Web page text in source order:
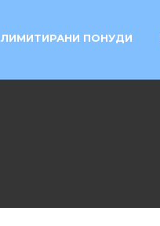
ЛИМИТИРАНИ ПОНУДИ